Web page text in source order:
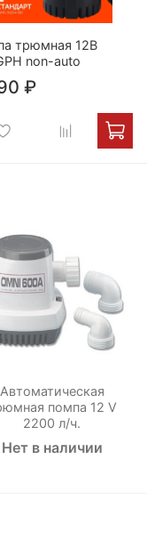
трюмная 12B
non-auto
₽
Автоматическая
помпа 12 V
2200 л/ч.
Нет в наличии